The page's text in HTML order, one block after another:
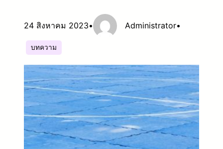
24 สิงหาคม 2023• Administrator•
บทความ